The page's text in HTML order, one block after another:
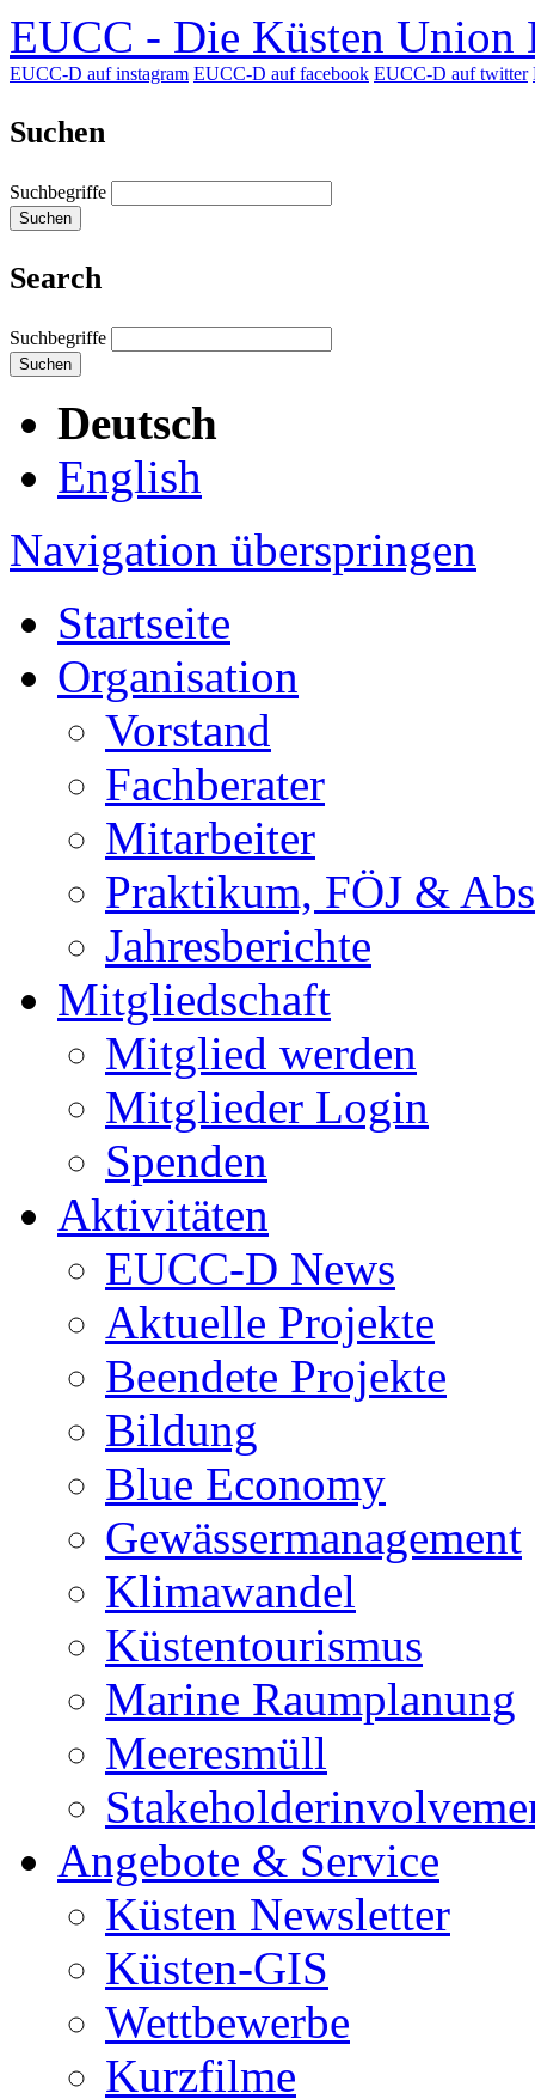
EUCC - Die Küsten Union
EUCC-D auf instagram EUCC-D auf facebook EUCC-D auf twitter
Suchen
Suchbegriffe
Suchen
Search
Suchbegriffe
Suchen
Deutsch
English
Navigation überspringen
Startseite
Organisation
Vorstand
Fachberater
Mitarbeiter
Praktikum, FÖJ &
Jahresberichte
Mitgliedschaft
Mitglied werden
Mitglieder Login
Spenden
Aktivitäten
EUCC-D News
Aktuelle Projekte
Beendete Projekte
Bildung
Blue Economy
Gewässermanagement
Klimawandel
Küstentourismus
Marine Raumplanung
Meeresmüll
Angebote & Service
Küsten Newsletter
Küsten-GIS
Wettbewerbe
Kurzfilme